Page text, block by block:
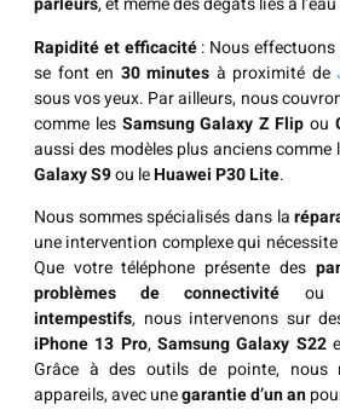
Rapidité et efficacité: Nous effectuons
se font en 30 minutes à proximité de
sous vos yeux. Par ailleurs, nous
comme les Samsung Galaxy Z Flip ou
aussi des modèles plus anciens comme
Galaxy S9ou leHuawei P30 Lite.
Nous sommes spécialisés dans la
une intervention complexe qui
Que votre téléphone présente des
problèmes de connectivité ou
intempestifs, nous intervenons sur
iPhone 13 Pro, Samsung Galaxy S22
Grâce à des outils de pointe, nous
appareils, avec unegarantie d’un an